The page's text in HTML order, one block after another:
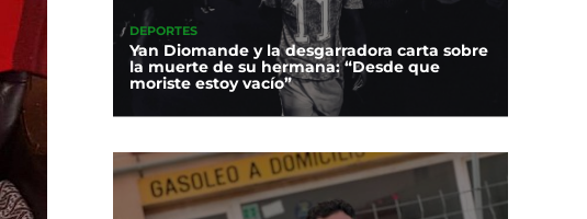
DEPORTES
Yan Diomande y la desgarradora carta sobre
la muerte de su hermana: “Desde que
moriste estoy vacío”